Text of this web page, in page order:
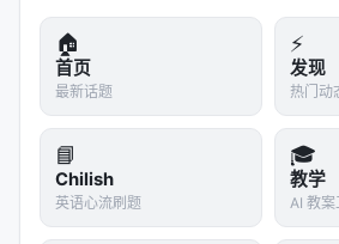
AI Search Has A Citation
JR Columbia Journalism Re…
Evaluation of Retrieval-
A Survey, May 2024, arxi…
A Dataset of Information-
d Answers Anchored in Res…
ARES: An Automated
🏠
首页
最新话题
⚡
发现
热门动
📘
Chilish
英语心流刷题
🎓
教学
AI 教案